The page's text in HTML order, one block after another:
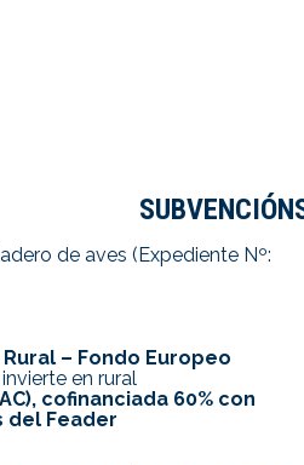
de aves (Expediente Nº:
– Fondo Europeo
en rural
cofinanciada 60% con
del Feader